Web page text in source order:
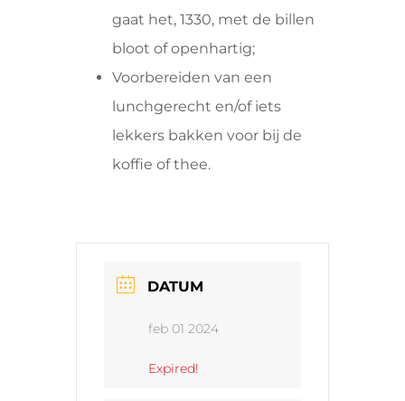
gaat het, 1330, met de billen
bloot of openhartig;
Voorbereiden van een
lunchgerecht en/of iets
lekkers bakken voor bij de
koffie of thee.
DATUM
feb 01 2024
Expired!